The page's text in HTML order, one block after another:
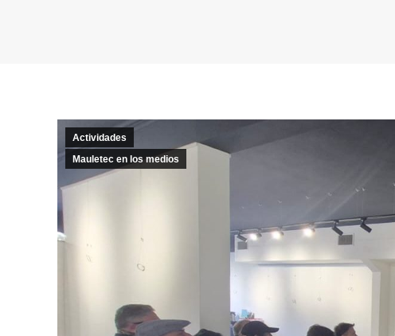
Actividades
Mauletec en los medios